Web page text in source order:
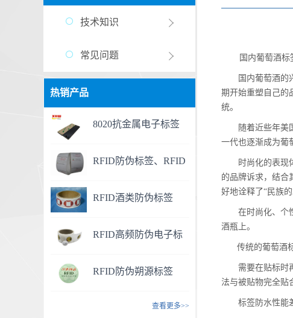
技术知识
常见问题
热销产品
8020抗金属电子标签
RFID防伪标签、RFID
RFID酒类防伪标签
RFID高频防伪电子标
RFID防伪朔源标签
查看更多>>
国内葡萄酒标
国内葡萄酒的兴
期开始重塑自己的
统。
随着近些年美国
一代也逐渐成为葡
时尚化的表现体
的品牌诉求，结合
好地诠释了“民族
在时尚化、个性
酒瓶上。
传统的葡萄酒标
需要在贴标时再
法与被贴物完全贴
标签防水性能差